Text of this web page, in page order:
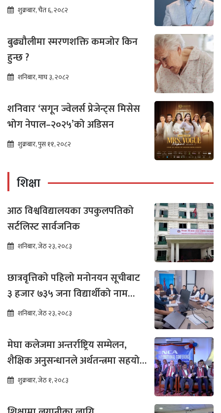
शुक्रबार, चैत ६, २०८२
बुढ्यौलीमा स्मरणशक्ति कमजोर किन
हुन्छ ?
शनिबार, माघ ३, २०८२
शनिवार ‘सगून ज्वेलर्स प्रेजेन्ट्स मिसेस
भोग नेपाल–२०२५’को अडिसन
शुक्रबार, पुस ११, २०८२
शिक्षा
आठ विश्वविद्यालयका उपकुलपतिको
सर्टलिस्ट सार्वजनिक
शनिबार, जेठ २३, २०८३
छात्रवृत्तिको पहिलो मनोनयन सूचीबाट
३ हजार ७३५ जना विद्यार्थीको नाम
भर्नाका लागि सिफारिस
शनिबार, जेठ २३, २०८३
मेघा कलेजमा अन्तर्राष्ट्रिय सम्मेलन,
शैक्षिक अनुसन्धानले अर्थतन्त्रमा सहयोग
पुग्ने विश्वास
शुक्रबार, जेठ १, २०८३